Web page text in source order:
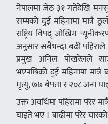
नेपालमा जेठ ३१ गतेदेखि
सम्मको दुई महिनामा मात्रै
राष्ट्रिय विपद् जोखिम
अनुसार सबैभन्दा बढी पहिराले
प्रमुख अनिल पोखरेलले
भएपछिको दुई महिनामा मात्रै
मृत्यु, ७७ बेपत्ता र २०८ जना
उक्त अवधिमा पहिरामा परेर
घाइते भए । बाढीमा परेर